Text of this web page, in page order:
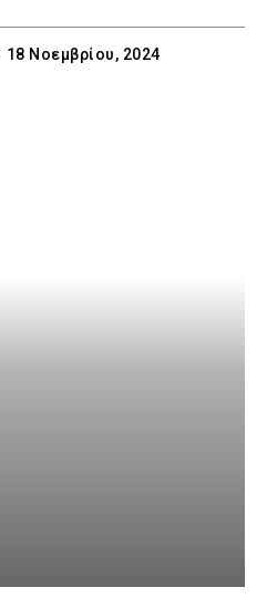
18 Νοεμβρίου, 2024